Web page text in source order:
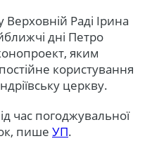
Раді Ірина
дні Петро
яким
користування
церкву.
час погоджувальної
пише УП.